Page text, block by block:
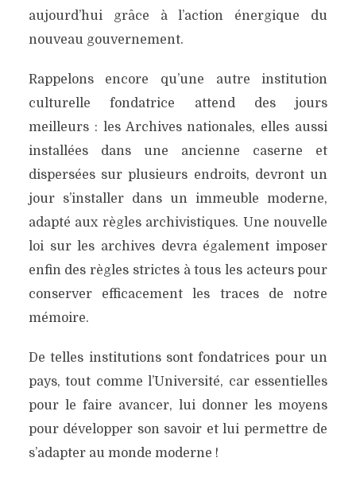
aujourd’hui grâce à l’action énergique du
nouveau gouvernement.
Rappelons encore qu’une autre institution
culturelle fondatrice attend des jours
meilleurs : les Archives nationales, elles aussi
installées dans une ancienne caserne et
dispersées sur plusieurs endroits, devront un
jour s’installer dans un immeuble moderne,
adapté aux règles archivistiques. Une nouvelle
loi sur les archives devra également imposer
enfin des règles strictes à tous les acteurs pour
conserver efficacement les traces de notre
mémoire.
De telles institutions sont fondatrices pour un
pays, tout comme l’Université, car essentielles
pour le faire avancer, lui donner les moyens
pour développer son savoir et lui permettre de
s’adapter au monde moderne !